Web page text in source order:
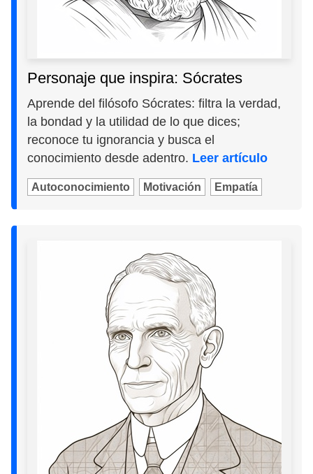
Personaje que inspira: Sócrates
Aprende del filósofo Sócrates: filtra la verdad,
la bondad y la utilidad de lo que dices;
reconoce tu ignorancia y busca el
conocimiento desde adentro. Leer artículo
Autoconocimiento Motivación Empatía